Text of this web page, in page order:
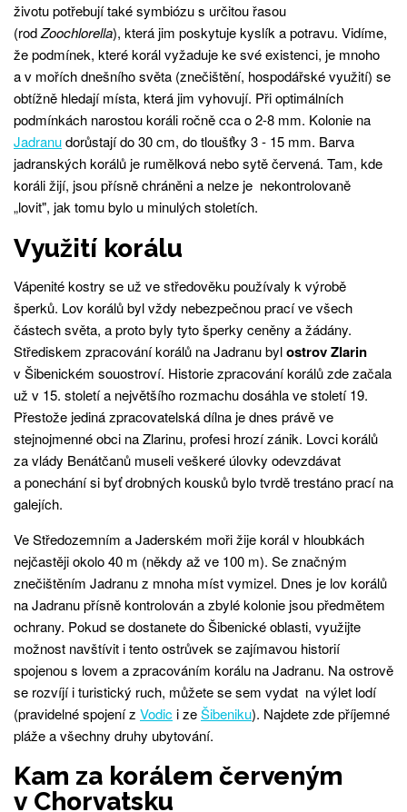
životu potřebují také symbiózu s určitou řasou
(rodZoochlorella), která jim poskytuje kyslík a potravu. Vidíme,
že podmínek, které korál vyžaduje ke své existenci, je mnoho
a v mořích dnešního světa (znečištění, hospodářské využití) se
obtížně hledají místa, která jim vyhovují. Při optimálních
podmínkách narostou koráli ročně cca o 2-8 mm. Kolonie na
Jadranudorůstají do 30 cm, do tloušťky 3 - 15 mm. Barva
jadranských korálů je rumělková nebo sytě červená. Tam, kde
koráli žijí, jsou přísně chráněni a nelze je nekontrolovaně
„lovit", jak tomu bylo u minulých stoletích.
Využití korálu
Vápenité kostry se už ve středověku používaly k výrobě
šperků. Lov korálů byl vždy nebezpečnou prací ve všech
částech světa, a proto byly tyto šperky ceněny a žádány.
Střediskem zpracování korálů na Jadranu bylostrov Zlarin
v Šibenickém souostroví. Historie zpracování korálů zde začala
už v 15. století a největšího rozmachu dosáhla ve století 19.
Přestože jediná zpracovatelská dílna je dnes právě ve
stejnojmenné obci na Zlarinu, profesi hrozí zánik. Lovci korálů
za vlády Benátčanů museli veškeré úlovky odevzdávat
a ponechání si byť drobných kousků bylo tvrdě trestáno prací na
galejích.
Ve Středozemním a Jaderském moři žije korál v hloubkách
nejčastěji okolo 40 m (někdy až ve 100 m). Se značným
znečištěním Jadranu z mnoha míst vymizel. Dnes je lov korálů
na Jadranu přísně kontrolován a zbylé kolonie jsou předmětem
ochrany. Pokud se dostanete do Šibenické oblasti, využijte
možnost navštívit i tento ostrůvek se zajímavou historií
spojenou s lovem a zpracováním korálu na Jadranu. Na ostrově
se rozvíjí i turistický ruch, můžete se sem vydat na výlet lodí
(pravidelné spojení z Vodic i zeŠibeniku). Najdete zde příjemné
pláže a všechny druhy ubytování.
Kam za korálem červeným
v Chorvatsku